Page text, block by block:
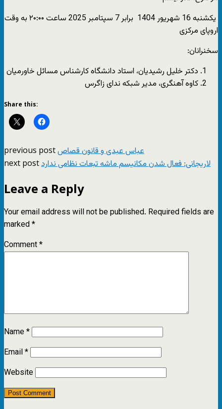
یکشنبه 16 شهریور 1404 برابر 7 سپتامبر 2025 ساعت ۲۰:۰۰ به وقت
اروپای مرکزی
سخنرانان:
دکتر خلیل رشیدیان، استاد دانشگاه کارشناس مسائل خاورمیان
کاوە آهنگری، مدیر شبکە ندای زاگرس
Share this:
previous postعباس عبدی و قانون قصاص
next postلاریجانی: فعال شدن مکانیسم ماشه تبعات نظامی ندارد
Leave a Reply
Your email address will not be published. Required fields are
marked*
Comment*
Name*
Email*
Website